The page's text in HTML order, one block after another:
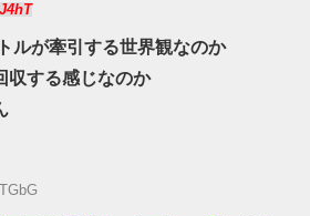
ルが牽引する世界観なのか
収する感じなのか